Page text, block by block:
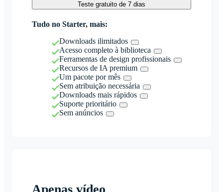
Teste gratuito de 7 dias
Tudo no Starter, mais:
Downloads ilimitados
Acesso completo à biblioteca
Ferramentas de design profissionais
Recursos de IA premium
Um pacote por mês
Sem atribuição necessária
Downloads mais rápidos
Suporte prioritário
Sem anúncios